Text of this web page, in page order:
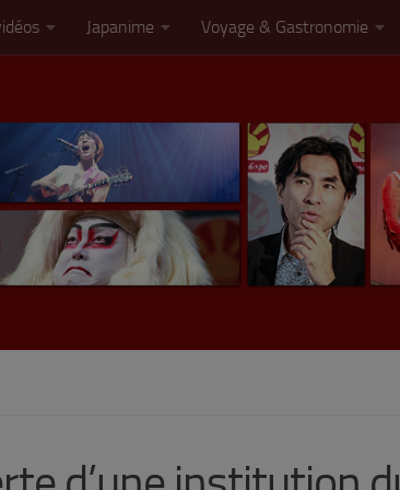
Japanime Voyage & Gastronomie